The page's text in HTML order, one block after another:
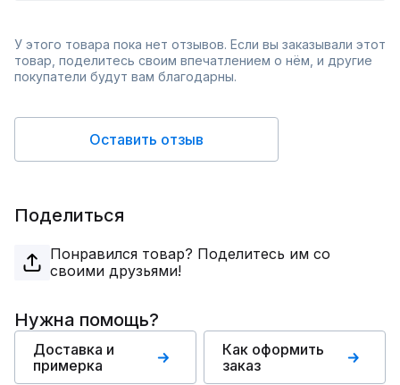
У этого товара пока нет отзывов. Если вы заказывали этот
товар, поделитесь своим впечатлением о нём, и другие
покупатели будут вам благодарны.
Оставить отзыв
Поделиться
Понравился товар? Поделитесь им со
своими друзьями!
Нужна помощь?
Доставка и
примерка
Как оформить
заказ